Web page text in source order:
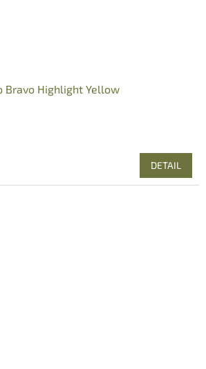
Bravo Highlight Yellow
DETAIL